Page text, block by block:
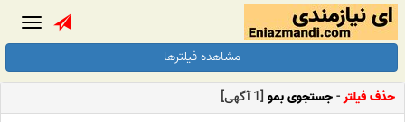
مشاهده فیلترها
حذف فیلتر-جستجوی بمو [1 آگهی]